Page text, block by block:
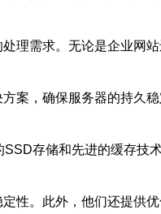
理需求。无论是企业网
案，确保服务器的持久
存储和先进的缓存技
性。此外，他们还提供